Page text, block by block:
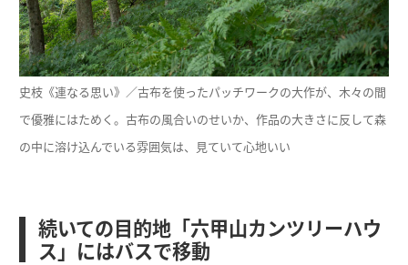
史枝《連なる思い》／古布を使ったパッチワークの大作が、木々の間
で優雅にはためく。古布の風合いのせいか、作品の大きさに反して森
の中に溶け込んでいる雰囲気は、見ていて心地いい
続いての目的地「六甲山カンツリーハウ
ス」にはバスで移動